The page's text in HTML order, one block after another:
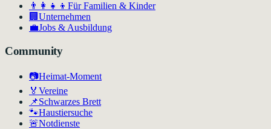
👨‍👩‍👧‍👦 Für Familien & Kinder
🏢 Unternehmen
💼Jobs & Ausbildung
Community
📷Heimat-Moment
🏅 Vereine
📌Schwarzes Brett
🐾Haustiersuche
🚨Notdienste